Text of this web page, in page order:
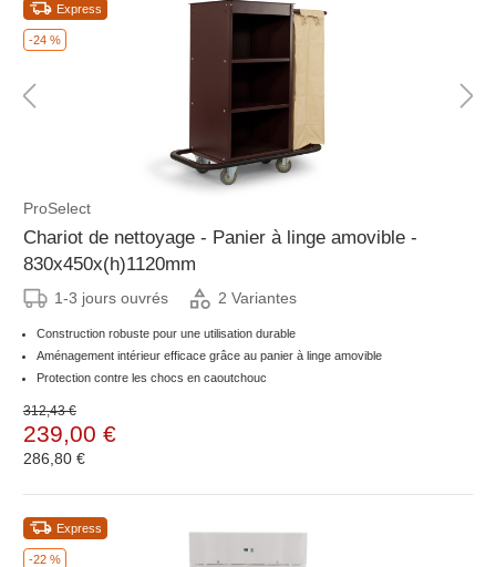
-24 %
Express
ProSelect
Chariot de nettoyage - Panier à linge amovible -
830x450x(h)1120mm
1-3 jours ouvrés 2 Variantes
Construction robuste pour une utilisation durable
Aménagement intérieur efficace grâce au panier à linge amovible
Protection contre les chocs en caoutchouc
312,43 €
239,00 €
286,80 €
-22 %
Express